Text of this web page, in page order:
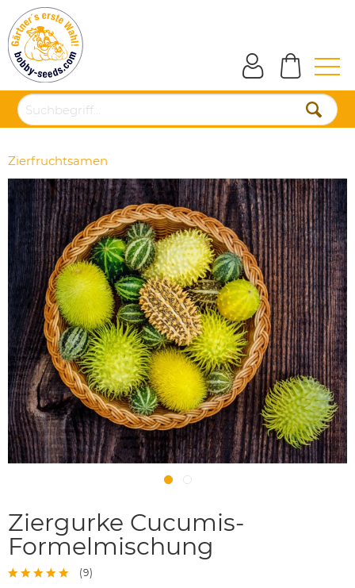
Zierfruchtsamen
Ziergurke Cucumis-
Formelmischung
(9)